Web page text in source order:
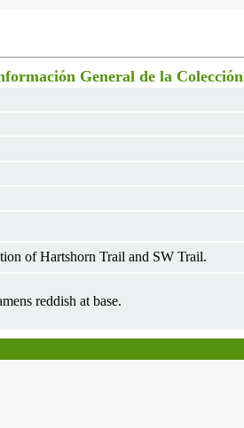
General de la Colección
of Hartshorn Trail and SW Trail.
reddish at base.